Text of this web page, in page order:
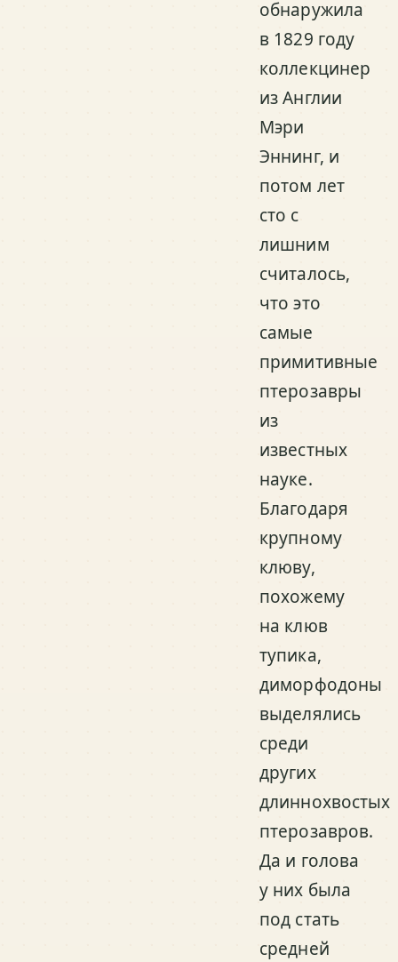
обнаружила
в 1829 году
коллекцинер
из Англии
Мэри
Эннинг, и
потом лет
сто с
лишним
считалось,
что это
самые
примитивные
птерозавры
из
известных
науке.
Благодаря
крупному
клюву,
похожему
на клюв
тупика,
диморфодоны
выделялись
среди
других
длиннохвостых
птерозавров.
Да и голова
у них была
под стать
средней